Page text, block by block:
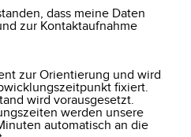
dass meine Daten
zur Kontaktaufnahme
zur Orientierung und wird
fixiert.
wird vorausgesetzt.
werden unsere
automatisch an die